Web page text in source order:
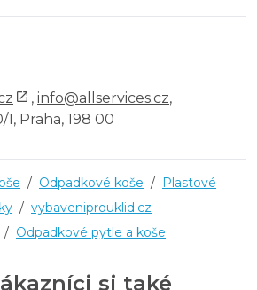
, info@allservices.cz,
Praha, 198 00
/ Odpadkové koše / Plastové
/ vybaveniprouklid.cz
/ Odpadkové pytle a koše
si také